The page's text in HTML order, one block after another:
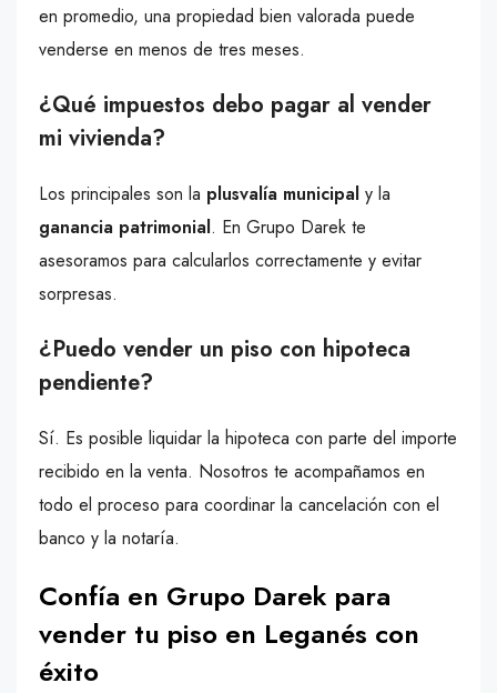
en promedio, una propiedad bien valorada puede
venderse en menos de tres meses.
¿Qué impuestos debo pagar al vender
mi vivienda?
Los principales son la plusvalía municipal y la
ganancia patrimonial. En Grupo Darek te
asesoramos para calcularlos correctamente y evitar
sorpresas.
¿Puedo vender un piso con hipoteca
pendiente?
Sí. Es posible liquidar la hipoteca con parte del importe
recibido en la venta. Nosotros te acompañamos en
todo el proceso para coordinar la cancelación con el
banco y la notaría.
Confía en Grupo Darek para
vender tu piso en Leganés con
éxito